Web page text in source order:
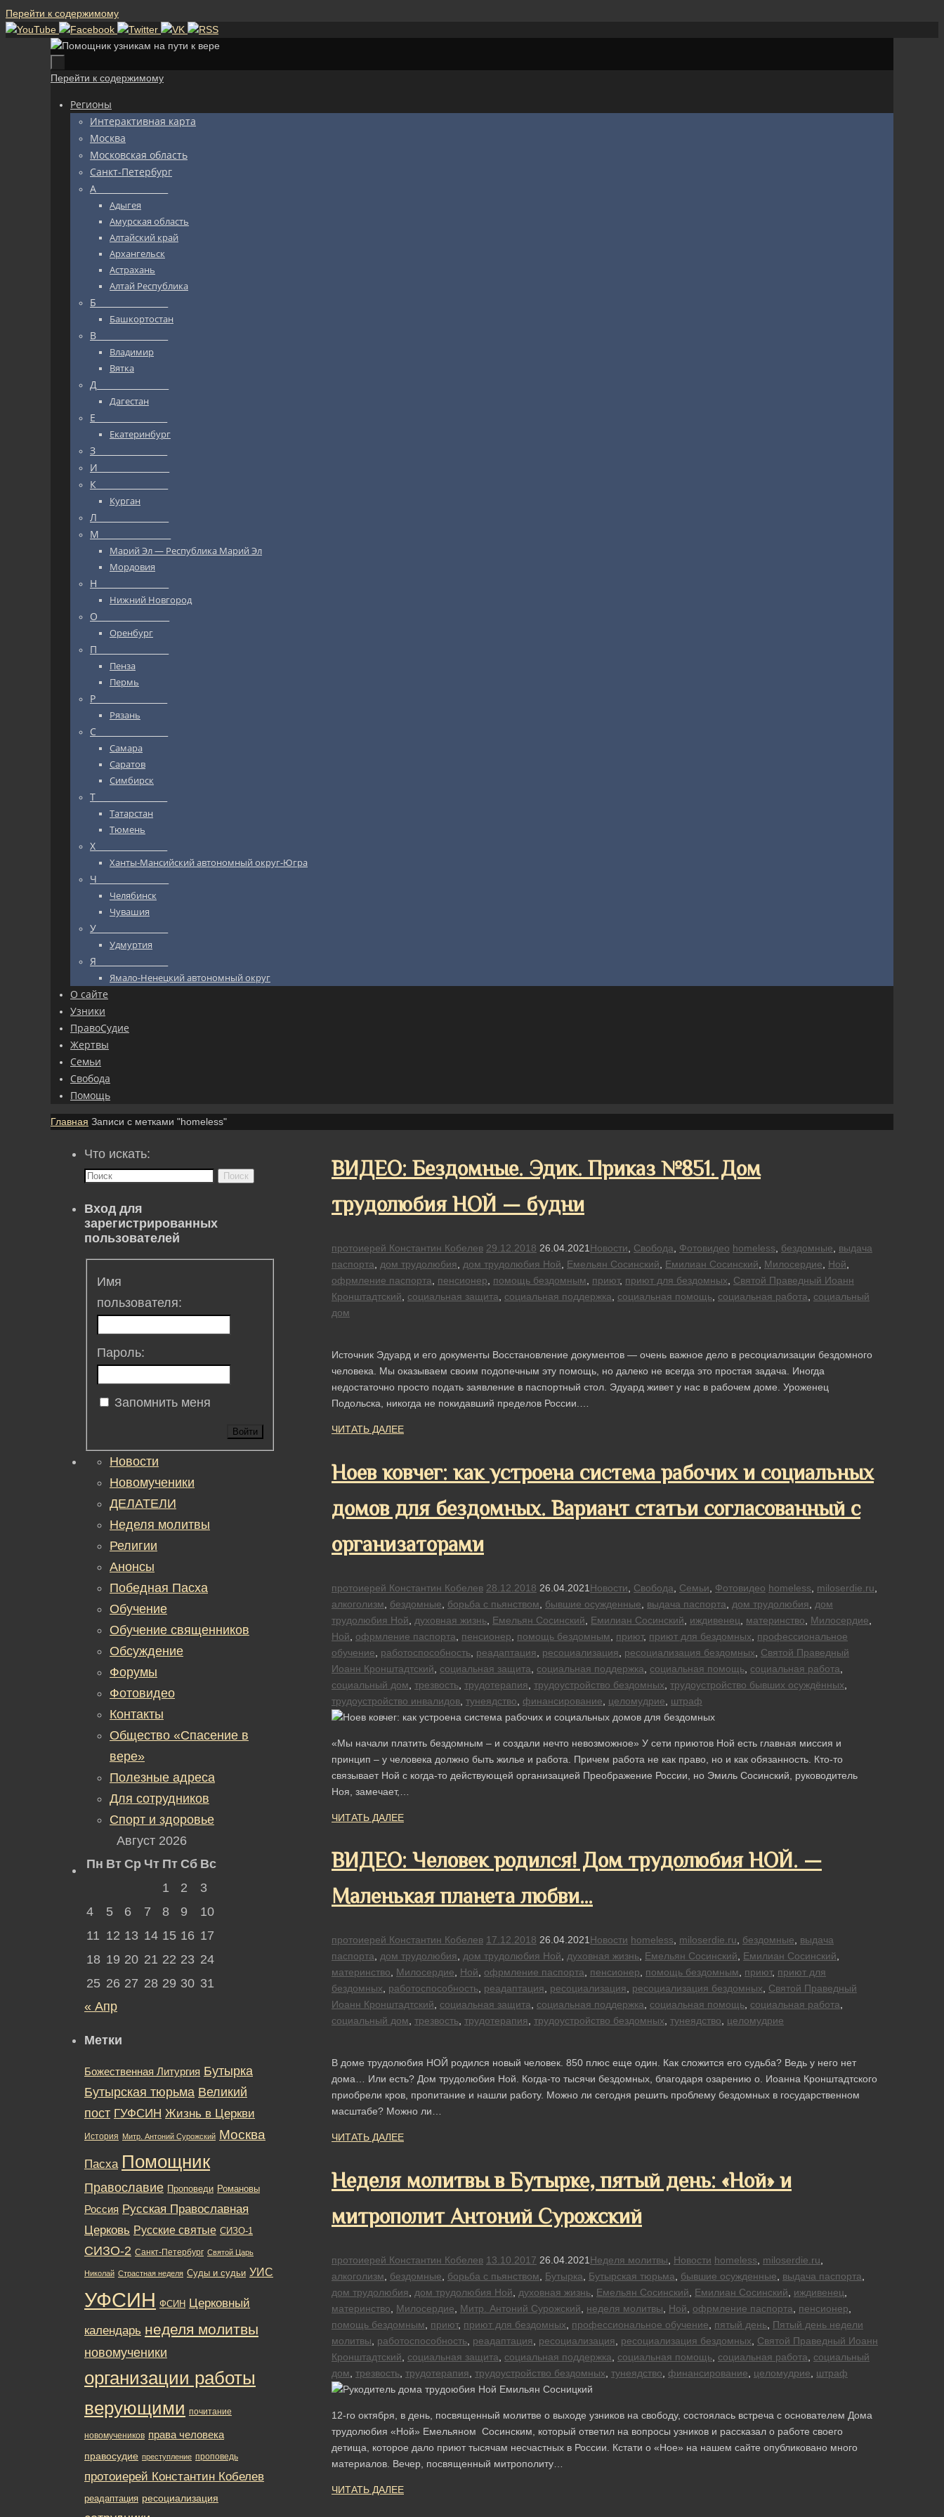
Перейти к содержимому
Перейти к содержимому
Регионы
Интерактивная карта
Москва
Московская область
Санкт-Петербург
А_________________
Адыгея
Амурская область
Алтайский край
Архангельск
Астрахань
Алтай Республика
Б_________________
Башкортостан
В_________________
Владимир
Вятка
Д_________________
Дагестан
Е_________________
Екатеринбург
З_________________
И_________________
К_________________
Курган
Л_________________
М_________________
Марий Эл — Республика Марий Эл
Мордовия
Н_________________
Нижний Новгород
О_________________
Оренбург
П_________________
Пенза
Пермь
Р_________________
Рязань
С_________________
Самара
Саратов
Симбирск
Т_________________
Татарстан
Тюмень
Х_________________
Ханты-Мансийский автономный округ-Югра
Ч_________________
Челябинск
Чувашия
У_________________
Удмуртия
Я_________________
Ямало-Ненецкий автономный округ
О сайте
Узники
ПравоСудие
Жертвы
Семьи
Свобода
Помощь
Главная Записи с метками "homeless"
ВИДЕО: Бездомные. Эдик. Приказ №851. Дом
трудолюбия НОЙ — будни
протоиерей Константин Кобелев 29.12.2018 26.04.2021 Новости Свобода Фотовидео homeless бездомные
выдача
паспорта
дом трудолюбия дом трудолюбия Ной Емельян Сосинский Емилиан Сосинский Милосердие Ной
офрмление паспорта
пенсионер помощь бездомным приют, приют для бездомных
Святой Праведный Иоанн
Кронштадтский
социальная защита социальная поддержка социальная помощь социальная работа
социальный
дом
Источник Эдуард и его документы Восстановление документов — очень важное дело в ресоциализации бездомного
человека. Мы оказываем своим подопечным эту помощь, но далеко не всегда это простая задача. Иногда
недостаточно просто подать заявление в паспортный стол. Эдуард живет у нас в рабочем доме. Уроженец
Подольска, никогда не покидавший пределов России.…
ЧИТАТЬ ДАЛЕЕ
Ноев ковчег: как устроена система рабочих и социальных
домов для бездомных. Вариант статьи согласованный с
организаторами
протоиерей Константин Кобелев 28.12.2018 26.04.2021 Новости Свобода Семьи Фотовидео homeless miloserdie.ru
алкоголизм
бездомные борьба с пьянством бывшие осужденные выдача паспорта дом трудолюбия
дом
трудолюбия Ной
духовная жизнь Емельян Сосинский Емилиан Сосинский иждивенец материнство Милосердие
Ной
офрмление паспорта пенсионер помощь бездомным приют, приют для бездомных
профессиональное
обучение
работоспособность реадаптация ресоциализация ресоциализация бездомных
Святой Праведный
Иоанн Кронштадтский
социальная защита социальная поддержка социальная помощь социальная работа
социальный дом трезвость трудотерапия трудоустройство бездомных трудоустройство бывших осуждённых
трудоустройство инвалидов тунеядство финансирование целомудрие штраф
«Мы начали платить бездомным – и создали нечто невозможное» У сети приютов Ной есть главная миссия и
принцип – у человека должно быть жилье и работа. Причем работа не как право, но и как обязанность. Кто-то
связывает Ной с когда-то действующей организацией Преображение России, но Эмиль Сосинский, руководитель
Ноя, замечает,…
ЧИТАТЬ ДАЛЕЕ
ВИДЕО: Человек родился! Дом трудолюбия НОЙ. —
Маленькая планета любви…
протоиерей Константин Кобелев 17.12.2018 26.04.2021Новости homeless, miloserdie.ru, бездомные, выдача
паспорта, дом трудолюбия, дом трудолюбия Ной, духовная жизнь, Емельян Сосинский, Емилиан Сосинский,
материнство, Милосердие, Ной, офрмление паспорта, пенсионер, помощь бездомным, приют, приют для
бездомных, работоспособность, реадаптация, ресоциализация, ресоциализация бездомных, Святой Праведный
Иоанн Кронштадтский, социальная защита, социальная поддержка, социальная помощь, социальная работа,
социальный дом, трезвость, трудотерапия, трудоустройство бездомных, тунеядство, целомудрие
В доме трудолюбия НОЙ родился новый человек. 850 плюс еще один. Как сложится его судьба? Ведь у него нет
дома… Или есть? Дом трудолюбия Ной. Когда-то тысячи бездомных, благодаря озарению о. Иоанна Кронштадтского
приобрели кров, пропитание и нашли работу. Можно ли сегодня решить проблему бездомных в государственном
масштабе? Можно ли…
ЧИТАТЬ ДАЛЕЕ
Неделя молитвы в Бутырке, пятый день: «Ной» и
митрополит Антоний Сурожский
протоиерей Константин Кобелев 13.10.2017 26.04.2021 Неделя молитвы Новости homeless miloserdie.ru
алкоголизм
бездомные борьба с пьянством Бутырка Бутырская тюрьма бывшие осужденные выдача паспорта
дом трудолюбия
дом трудолюбия Ной духовная жизнь Емельян Сосинский Емилиан Сосинский иждивенец
материнство
Милосердие Митр. Антоний Сурожский неделя молитвы Ной офрмление паспорта пенсионер
помощь бездомным
приют, приют для бездомных профессиональное обучение пятый день Пятый день недели
молитвы
работоспособность реадаптация ресоциализация ресоциализация бездомных
Святой Праведный Иоанн
Кронштадтский
социальная защита социальная поддержка социальная помощь социальная работа
социальный
дом трезвость трудотерапия трудоустройство бездомных тунеядство финансирование целомудрие штраф
12-го октября, в день, посвященный молитве о выходе узников на свободу, состоялась встреча с основателем Дома
трудолюбия «Ной» Емельяном Сосинским, который ответил на вопросы узников и рассказал о работе своего
детища, которое дало приют тысячам несчастных в России. Кстати о «Ное» на нашем сайте опубликовано много
материалов. Вечер, посвященный митрополиту…
ЧИТАТЬ ДАЛЕЕ
Что искать:
Поиск
Вход для
зарегистрированных
пользователей
Имя
пользователя:
Пароль:
Запомнить меня
Войти
Новости
Новомученики
ДЕЛАТЕЛИ
Неделя молитвы
Религии
Анонсы
Победная Пасха
Обучение
Обучение священников
Обсуждение
Форумы
Фотовидео
Контакты
Общество «Спасение в
вере»
Полезные адреса
Для сотрудников
Спорт и здоровье
Август 2026
Пн Вт Ср Чт Пт Сб Вс
1
2
3
4
5 6 7 8 9
10
11 12 13 14 15 16 17
18 19 20 21 22 23 24
25 26 27 28 29 30 31
« Апр
Метки
Божественная Литургия Бутырка
Бутырская тюрьма Великий
пост ГУФСИН Жизнь в Церкви
История Митр. Антоний Сурожский Москва
Пасха Помощник
Православие Проповеди Романовы
Россия Русская Православная
Церковь Русские святые СИЗО-1
СИЗО-2 Санкт-Петербург Святой Царь
Николай Страстная неделя Суды и судьи УИС
УФСИН ФСИН Церковный
календарь неделя молитвы
новомученики
организации работы
верующими почитание
новомучеников права человека
правосудие преступление проповедь
протоиерей Константин Кобелев
реадаптация ресоциализация